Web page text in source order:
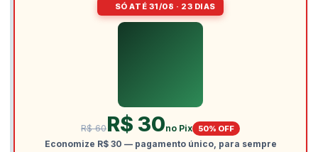
SÓ ATÉ 31/08 · 23 DIAS
R$ 60R$ 30no Pix 50% OFF
Economize R$ 30 — pagamento único, para sempre